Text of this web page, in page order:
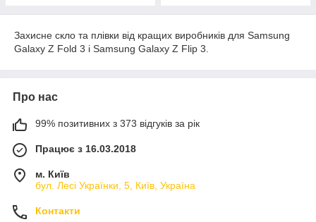
Захисне скло та плівки від кращих виробників для Samsung
Galaxy Z Fold 3 і Samsung Galaxy Z Flip 3.
Про нас
99% позитивних з 373 відгуків за рік
Працює з 16.03.2018
м. Київ
бул. Лесі Українки, 5, Київ, Україна
Контакти